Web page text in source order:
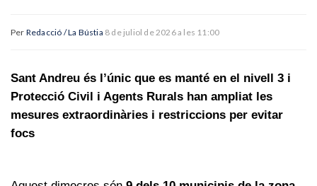
Per Redacció / La Bústia 8 de juliol de 2026 a les 11:00
Sant Andreu és l’únic que es manté en el nivell 3 i
Protecció Civil i Agents Rurals han ampliat les
mesures extraordinàries i restriccions per evitar
focs